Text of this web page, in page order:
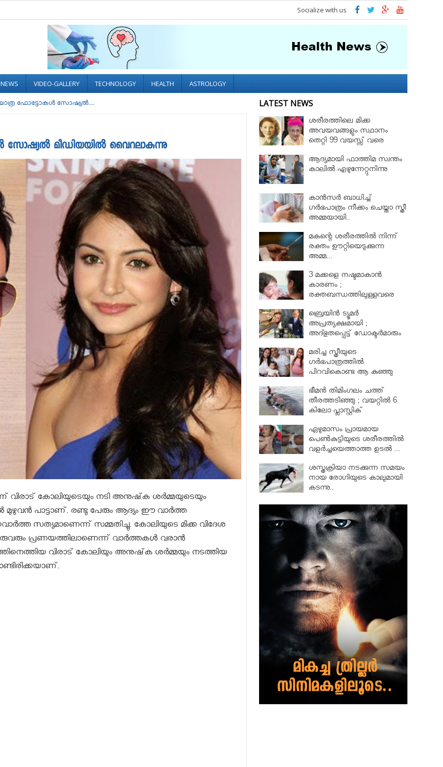
Socialize with us
VIDEO-GALLERY TECHNOLOGY HEALTH ASTROLOGY
ഫോട്ടോകൾ സോഷ്യൽ....
സോഷ്യൽ മീഡിയയിൽ വൈറലാകുന്നു
വിരാട് കോലിയുടെയും നടി അനുഷ്‌ക ശര്‍മ്മയുടെയും
മുഴുവൻ പാട്ടാണ്. രണ്ടു പേരും ആദ്യം ഈ വാർത്ത
സത്യമാണെന്ന് സമ്മതിച്ചു. കോലിയുടെ മിക്ക വിദേശ
പ്രണയത്തിലാണെന്ന് വാർത്തകൾ വരാൻ
വിരാട് കോലിയും അനുഷ്‌ക ശര്‍മ്മയും നടത്തിയ
LATEST NEWS
ശരീരത്തിലെ മിക്ക
അവയവങ്ങളും സ്ഥാനം
തെറ്റി 99 വയസ്സ് വരെ
ആദ്യമായി ഫാത്തിമ സ്വന്തം
കാലില്‍ എഴുന്നേറ്റുനിന്നു
കാൻസർ ബാധിച്ച്
ഗർഭപാത്രം നീക്കം ചെയ്താ സ്ത്രീ
അമ്മയായി..
മകന്റെ ശരീരത്തില്‍ നിന്ന്
രക്തം ഊറ്റിയെടുക്കുന്ന
അമ്മ...
3 മക്കളെ നഷ്ടമാകാൻ
കാരണം ;
രക്തബന്ധത്തിലുള്ളവരെ
ബ്രെയിൻ ട്യൂമർ
അപ്രത്യക്ഷമായി ;
അദ്ഭുതപ്പെട്ട് ഡോക്ടർമാരും
മരിച്ച സ്ത്രീയുടെ
ഗര്‍ഭപാത്രത്തില്‍
പിറവികൊണ്ട ആ കുഞ്ഞു
ഭീമന്‍ തിമിംഗലം ചത്ത്
തീരത്തടിഞ്ഞു ; വയറ്റില്‍ 6
കിലോ പ്ലാസ്റ്റിക്
ഏഴുമാസം പ്രായമായ
പെണ്‍കുട്ടിയുടെ ശരീരത്തില്‍
വളര്‍ച്ചയെത്താത്ത ഉടല്‍ ...
ശസ്ത്രക്രിയാ നടക്കുന്ന സമയം
നായ രോഗിയുടെ കാലുമായി
കടന്നു..